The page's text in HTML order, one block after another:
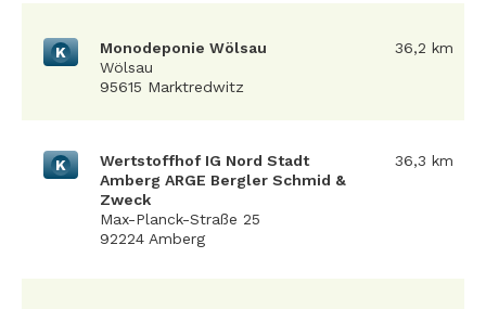
K
Monodeponie Wölsau
Wölsau
95615 Marktredwitz
36,2 km
K
Wertstoffhof IG Nord Stadt
Amberg ARGE Bergler Schmid &
Zweck
Max-Planck-Straße 25
92224 Amberg
36,3 km